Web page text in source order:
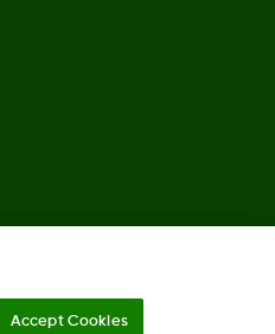
Accept Cookies